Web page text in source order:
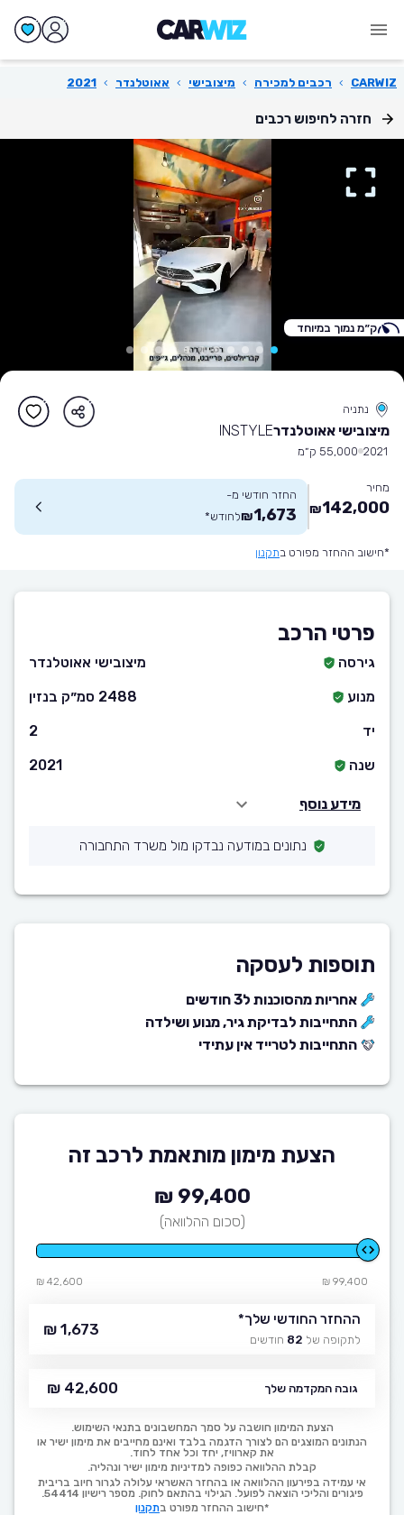
CARWIZ
› רכבים למכירה › מיצובישי › אאוטלנדר ›
2021
חזרה לחיפוש רכבים
ק״מ נמוך במיוחד
נתניה
מיצובישי אאוטלנדרINSTYLE
2021 55,000 ק״מ
מחיר
142,000
₪
החזר חודשי מ-
1,673
₪לחודש*
*חישוב ההחזר מפורט בתקנון
פרטי הרכב
גירסה
מיצובישי אאוטלנדר
מנוע
2488 סמ״ק בנזין
יד
2
שנה
2021
מידע נוסף
נתונים במודעה נבדקו מול משרד התחבורה
תוספות לעסקה
אחריות מהסוכנות ל3 חודשים
התחייבות לבדיקת גיר, מנוע ושילדה
התחייבות לטרייד אין עתידי
הצעת מימון מותאמת לרכב זה
99,400 ₪
(סכום ההלוואה)
99,400 ₪
42,600 ₪
ההחזר החודשי שלך*
לתקופה של 82 חודשים
1,673 ₪
גובה המקדמה שלך 42,600 ₪
הצעת המימון חושבה על סמך המחשבונים בתנאי השימוש.
הנתונים המוצגים הם לצורך הדגמה בלבד ואינם מחייבים את מימון ישיר או
את קארוויז, יחד וכל אחד לחוד.
קבלת ההלוואה כפופה למדיניות מימון ישיר ונהליה.
אי עמידה בפירעון ההלוואה או בהחזר האשראי עלולה לגרור חיוב בריבית
פיגורים והליכי הוצאה לפועל. הגילוי בהתאם לחוק. מספר רישיון 54414.
*חישוב ההחזר מפורט בתקנון